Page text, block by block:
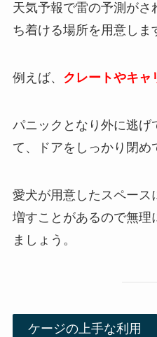
天気予報で雷の予測がさ
ち着ける場所を用意しま
例えば、 クレートやキャ
パニックとなり外に逃げ
て、ドアをしっかり閉め
愛犬が用意したスペース
増すことがあるので無理
ましょう。
ケージの上手な利用